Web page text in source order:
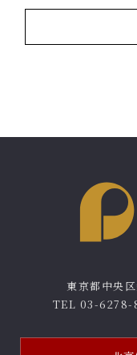
東京都中央
TEL 03-6278-